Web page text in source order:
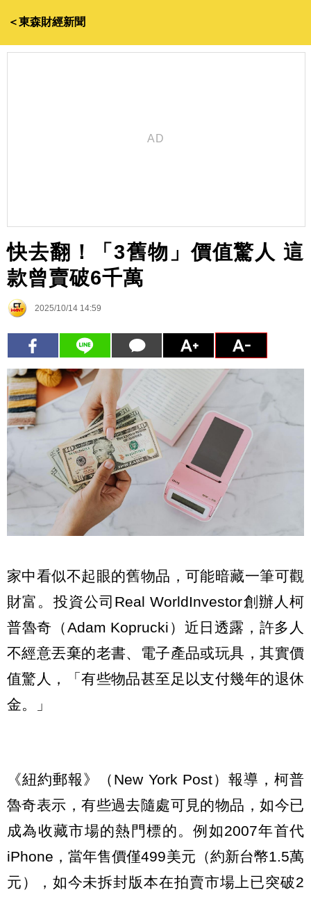
＜東森財經新聞
快去翻！「3舊物」價值驚人 這
款曾賣破6千萬
2025/10/14 14:59
家中看似不起眼的舊物品，可能暗藏一筆可觀
財富。投資公司Real WorldInvestor創辦人柯
普魯奇（Adam Koprucki）近日透露，許多人
不經意丟棄的老書、電子產品或玩具，其實價
值驚人，「有些物品甚至足以支付幾年的退休
金。」
《紐約郵報》（New York Post）報導，柯普
魯奇表示，有些過去隨處可見的物品，如今已
成為收藏市場的熱門標的。例如2007年首代
iPhone，當年售價僅499美元（約新台幣1.5萬
元），如今未拆封版本在拍賣市場上已突破2